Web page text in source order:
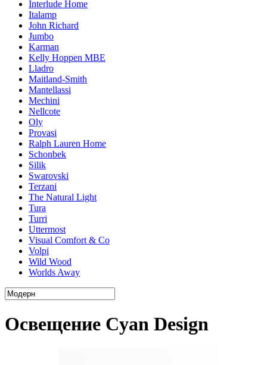
Interlude Home
Italamp
John Richard
Jumbo
Karman
Kelly Hoppen MBE
Lladro
Maitland-Smith
Mantellassi
Mechini
Nellcote
Oly
Provasi
Ralph Lauren Home
Schonbek
Silik
Swarovski
Terzani
The Natural Light
Tura
Turri
Uttermost
Visual Comfort & Co
Volpi
Wild Wood
Worlds Away
Освещение Cyan Design